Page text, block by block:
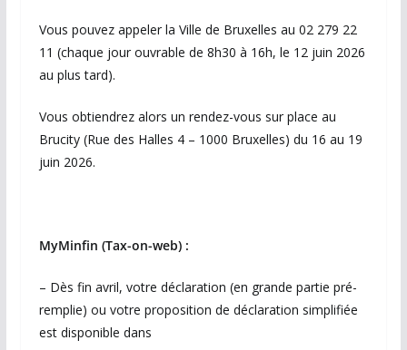
Vous pouvez appeler la Ville de Bruxelles au 02 279 22
11 (chaque jour ouvrable de 8h30 à 16h, le 12 juin 2026
au plus tard).
Vous obtiendrez alors un rendez-vous sur place au
Brucity (Rue des Halles 4 – 1000 Bruxelles) du 16 au 19
juin 2026.
MyMinfin (Tax-on-web) :
– Dès fin avril, votre déclaration (en grande partie pré-
remplie) ou votre proposition de déclaration simplifiée
est disponible dans